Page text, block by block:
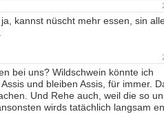
kannst nüscht mehr essen, sin
bei uns? Wildschwein könnte ich
und bleiben Assis, für immer.
Und Rehe auch, weil die so
wirds tatächlich langsam